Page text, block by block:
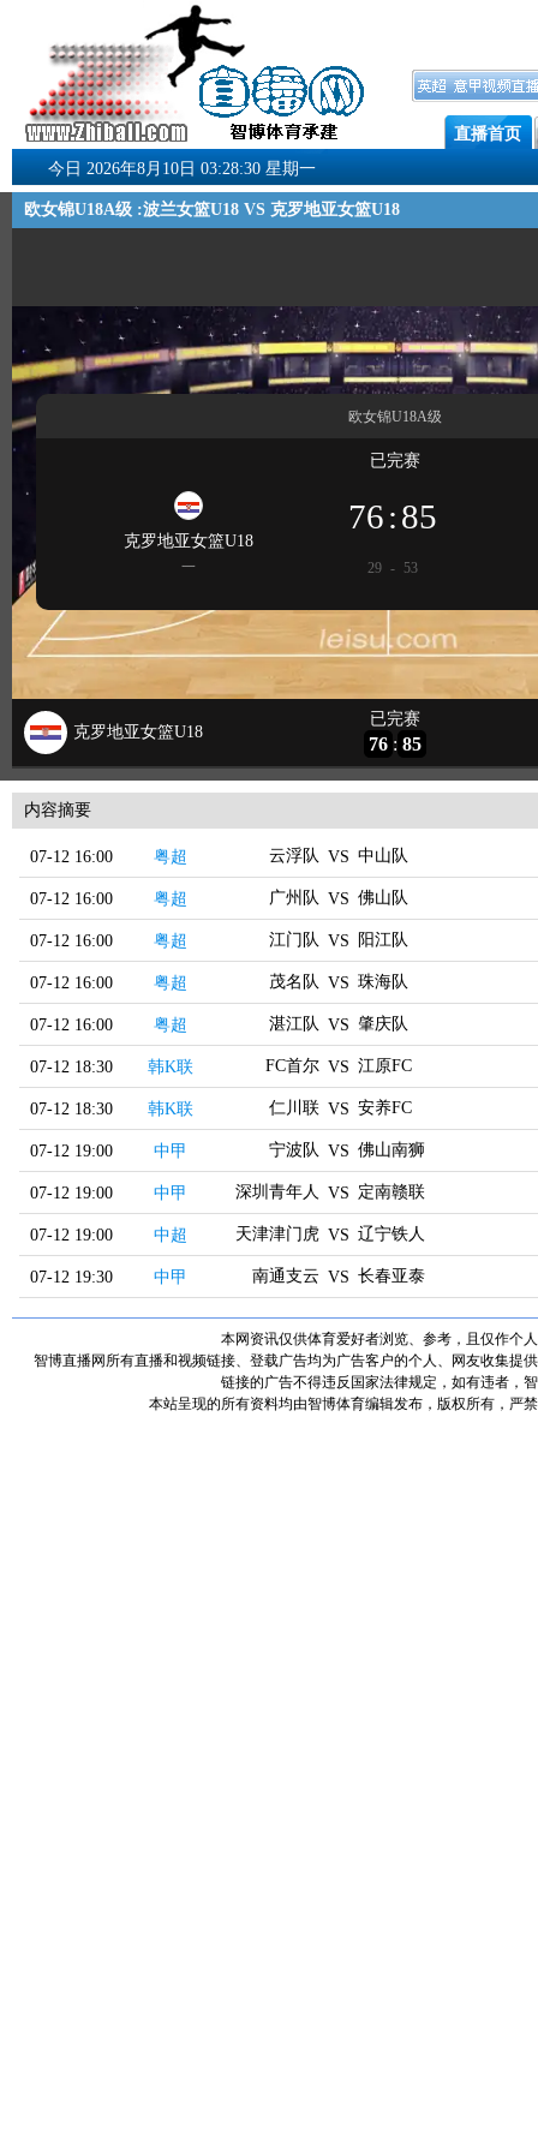
直播首页
今日 2026年8月10日 03:28:31 星期一
欧女锦U18A级 :波兰女篮U18 VS 克罗地亚女篮U18
内容摘要
07-12 16:00 粤超 云浮队 VS 中山队
07-12 16:00 粤超 广州队 VS 佛山队
07-12 16:00 粤超 江门队 VS 阳江队
07-12 16:00 粤超 茂名队 VS 珠海队
07-12 16:00 粤超 湛江队 VS 肇庆队
07-12 18:30 韩K联 FC首尔 VS 江原FC
07-12 18:30 韩K联 仁川联 VS 安养FC
07-12 19:00 中甲 宁波队 VS 佛山南狮
07-12 19:00 中甲 深圳青年人 VS 定南赣联
07-12 19:00 中超 天津津门虎 VS 辽宁铁人
07-12 19:30 中甲 南通支云 VS 长春亚泰
本网资讯仅供体育爱好者浏览、参考，且仅作个
智博直播网所有直播和视频链接、登载广告均为广告客户的个人、网友收集提
链接的广告不得违反国家法律规定，如有违者，
本站呈现的所有资料均由智博体育编辑发布，版权所有，严